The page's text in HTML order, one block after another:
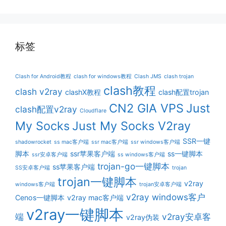
标签
Clash for Android教程 clash for windows教程 Clash JMS clash trojan
clash v2ray clashX教程 clash教程 clash配置trojan
clash配置v2ray Cloudflare CN2 GIA VPS Just
My Socks Just My Socks V2ray
shadowrocket ss mac客户端 ssr mac客户端 ssr windows客户端 SSR一键
脚本 ssr安卓客户端 ssr苹果客户端 ss windows客户端 ss一键脚本
SS安卓客户端 ss苹果客户端 trojan-go一键脚本 trojan
windows客户端 trojan一键脚本 trojan安卓客户端 v2ray
Cenos一键脚本 v2ray mac客户端 v2ray windows客户
端 v2ray一键脚本 v2ray伪装 v2ray安卓客